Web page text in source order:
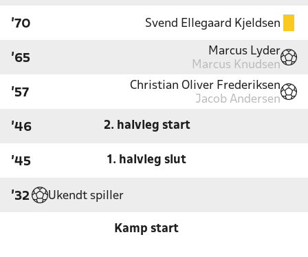
'70 Svend Ellegaard Kjeldsen
'65
Marcus Lyder
Marcus Knudsen
'57
Christian Oliver Frederiksen
Jacob Andersen
'46 2. halvleg start
'45 1. halvleg slut
'32 Ukendt spiller
Kamp start